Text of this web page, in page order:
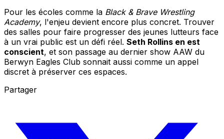
Pour les écoles comme la Black & Brave Wrestling
Academy, l'enjeu devient encore plus concret. Trouver
des salles pour faire progresser des jeunes lutteurs face
à un vrai public est un défi réel. Seth Rollins en est
conscient, et son passage au dernier show AAW du
Berwyn Eagles Club sonnait aussi comme un appel
discret à préserver ces espaces.
Partager